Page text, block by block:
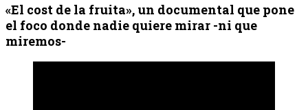
«El cost de la fruita», un documental que pone
el foco donde nadie quiere mirar -ni que
miremos-